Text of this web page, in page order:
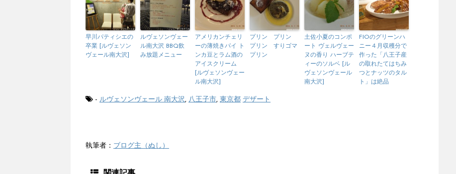
早川パティシエの
卒業 [ルヴェソン
ヴェール南大沢]
ルヴェソンヴェー
ル南大沢 BBQ飲
み放題メニュー
アメリカンチェリ
ーの薄焼きパイ ト
ンカ豆とラム酒の
アイスクリーム
[ルヴェソンヴェー
ル南大沢]
プリン プリン
プリン すりゴマ
プリン
土佐小夏のコンポ
ート ヴェルヴェー
ヌの香り ハーブテ
ィーのソルベ [ル
ヴェソンヴェール
南大沢]
FIOのグリーンハ
ニー４月収穫分で
作った「八王子産
の取れたてはちみ
つとナッツのタル
ト」は絶品
- ルヴェソンヴェール 南大沢, 八王子市, 東京都 デザート
執筆者： ブログ主（ぬし）